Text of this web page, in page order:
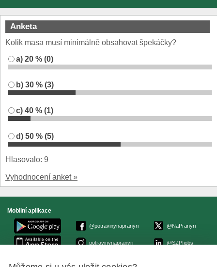
Anketa
Kolik masa musí minimálně obsahovat špekáčky?
a) 20 % (0)
b) 30 % (3)
c) 40 % (1)
d) 50 % (5)
Hlasovalo: 9
Vyhodnocení anket »
Mobilní aplikace
@potravinynapranyri
potravinynapranyri
@NaPranyri
@SZPIjobs